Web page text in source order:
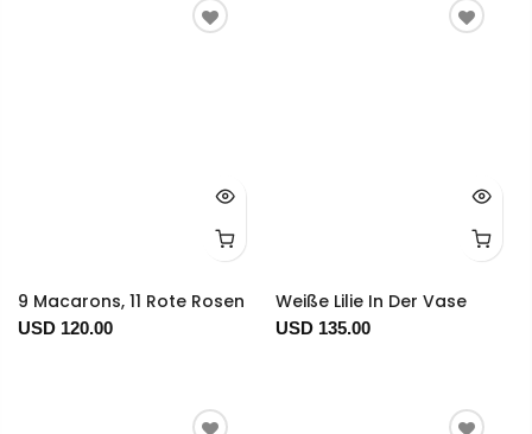
9 Macarons, 11 Rote Rosen
USD 120.00
Weiße Lilie In Der Vase
USD 135.00